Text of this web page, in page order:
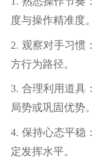
度与操作精准度。
2. 观察对手习惯
方行为路径。
3. 合理利用道具
局势或巩固优势。
4. 保持心态平稳
定发挥水平。